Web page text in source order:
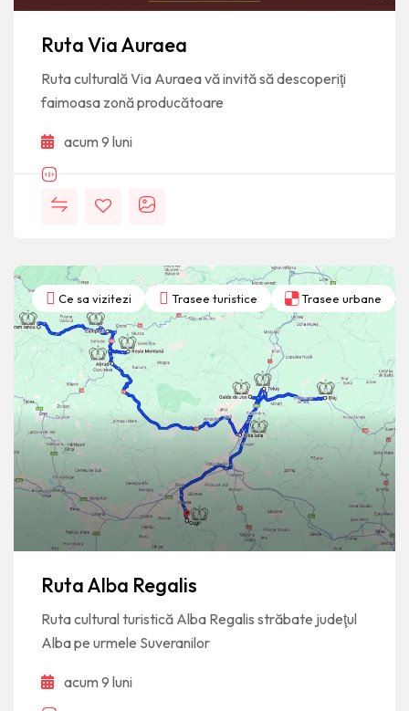
Ruta Via Auraea
Ruta culturală Via Auraea vă invită să descoperiţi
faimoasa zonă producătoare
acum 9 luni
Ce sa vizitezi Trasee turistice Trasee urbane
Ruta Alba Regalis
Ruta cultural turistică Alba Regalis străbate judeţul
Alba pe urmele Suveranilor
acum 9 luni